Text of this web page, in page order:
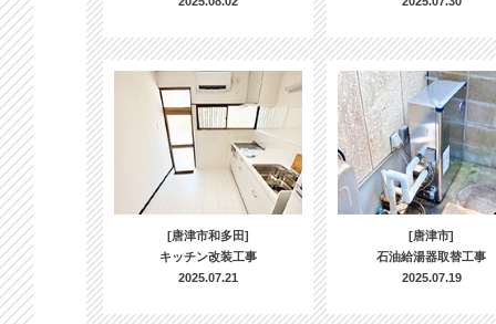
[唐津市和多田]
キッチン改装工事
2025.07.21
[唐津市]
石油給湯器取替工事
2025.07.19